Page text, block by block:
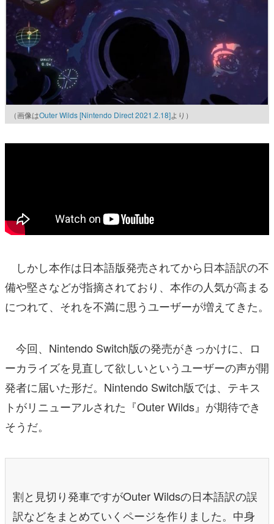
（画像はOuter Wilds [Nintendo Direct 2021.2.18]より）
しかし本作は日本語版発売されてから日本語訳の不
備や堅さなどが指摘されており、本作の人気が高まる
につれて、それを不満に思うユーザーが増えてきた。
今回、Nintendo Switch版の発売がきっかけに、ロ
ーカライズを見直して欲しいというユーザーの声が開
発者に届いた形だ。Nintendo Switch版では、テキス
トがリニューアルされた『Outer Wilds』が期待でき
そうだ。
割と見切り発車ですがOuter Wildsの日本語訳の誤
訳などをまとめていくページを作りました。中身